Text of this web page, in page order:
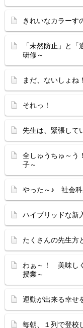
きれいなカラ
「未然防止」
研修～
まだ、ない
それっ！
先生は、緊張し
全しゅうち
子～
やった～♪ 社会科
ハイブリッドな新
たくさんの先生方
わぁ～！ 美味
授業～
運動が出来る幸せ
毎朝、１列で登校